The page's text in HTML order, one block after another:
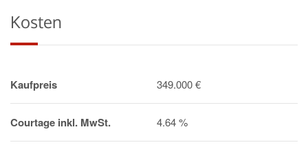
Kosten
Kaufpreis 349.000 €
Courtage inkl. MwSt. 4.64 %